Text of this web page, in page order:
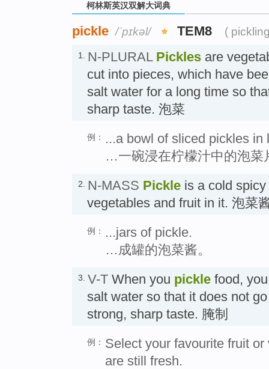
柯林斯英汉双解大词典
pickle /ˈpɪkəl/ TEM8 (
1. N-PLURAL Pickles are
cut into pieces, which have
salt water for a long time so
sharp taste. 泡菜
例：
...a bowl of sliced pickles in
…一碗浸在柠檬汁中的泡菜
2. N-MASS Pickle is a cold
vegetables and fruit in it. 泡菜
例：
...jars of pickle.
…成罐的泡菜酱。
3. V-T When you pickle food,
salt water so that it does not
strong, sharp taste. 腌制
例： Select your favourite fruit
are still fresh.